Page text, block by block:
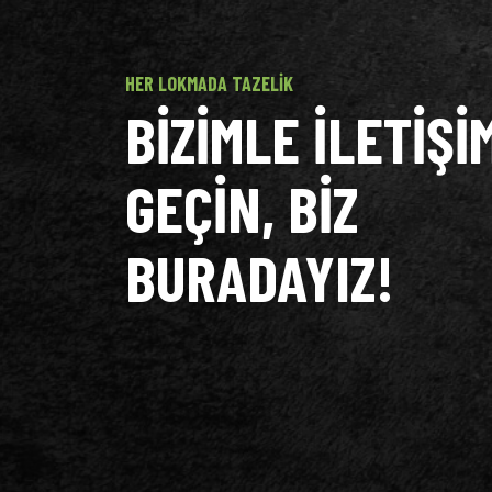
HER LOKMADA TAZELIK
BIZIMLE
GEÇIN, BIZ
BURADAYIZ!